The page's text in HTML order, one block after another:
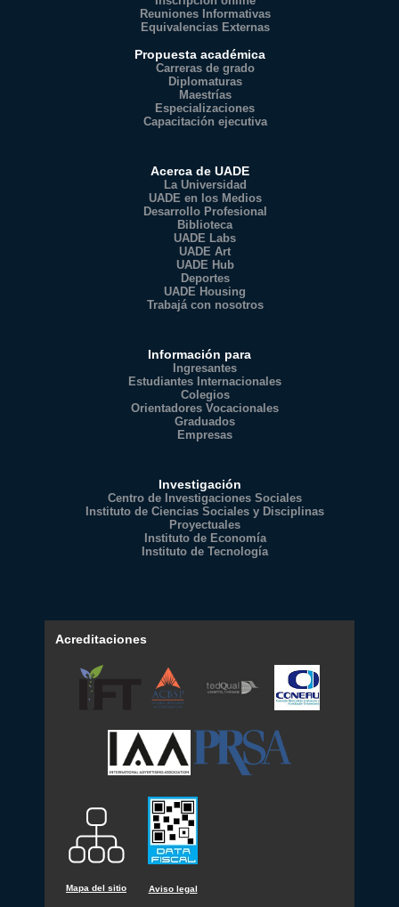
Reuniones Informativas
Equivalencias Externas
Propuesta académica
Carreras de grado
Diplomaturas
Maestrías
Especializaciones
Capacitación ejecutiva
Acerca de UADE
La Universidad
UADE en los Medios
Desarrollo Profesional
Biblioteca
UADE Labs
UADE Art
UADE Hub
Deportes
UADE Housing
Trabajá con nosotros
Información para
Ingresantes
Estudiantes Internacionales
Colegios
Orientadores Vocacionales
Graduados
Empresas
Investigación
Centro de Investigaciones Sociales
Instituto de Ciencias Sociales y Disciplinas
Proyectuales
Instituto de Economía
Instituto de Tecnología
Acreditaciones
Mapa del sitio Aviso legal